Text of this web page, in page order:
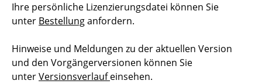
Ihre persönliche Lizenzierungsdatei können Sie
unter Bestellunganfordern.
Hinweise und Meldungen zu der aktuellen Version
und den Vorgängerversionen können Sie
unterVersionsverlaufeinsehen.